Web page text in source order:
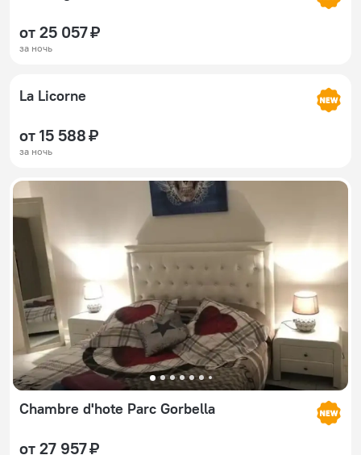
от 25 057 ₽
за ночь
La Licorne
от 15 588 ₽
за ночь
Chambre d'hote Parc Gorbella
от 27 957 ₽